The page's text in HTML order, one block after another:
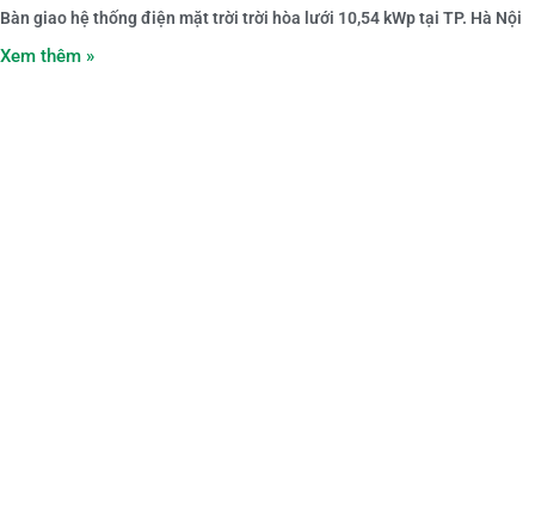
Bàn giao hệ thống điện mặt trời trời hòa lưới 10,54 kWp tại TP. Hà Nội
Xem thêm »